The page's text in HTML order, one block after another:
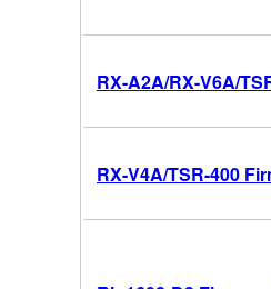
RX-A2A/RX-V6A/
RX-V4A/TSR-400